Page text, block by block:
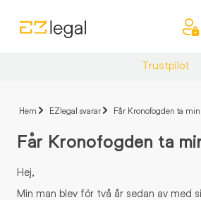
Trustpilot
Hem EZlegal svarar Får Kronofogden ta
Får Kronofogden ta
Hej,
Min man blev för två år sedan av med